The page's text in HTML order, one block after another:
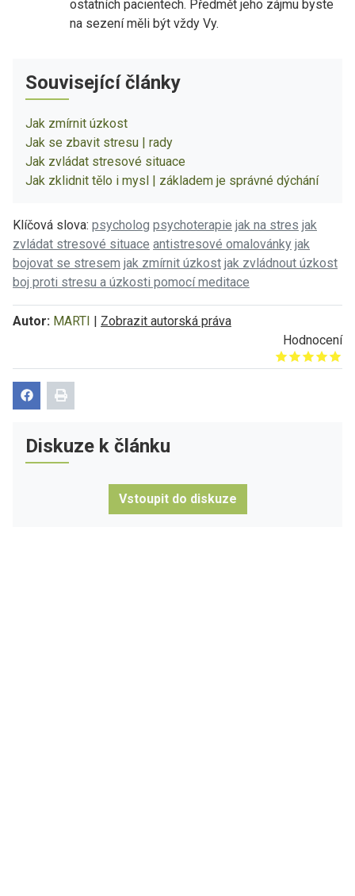
ostatních pacientech. Předmět jeho zájmu byste
na sezení měli být vždy Vy.
Související články
Jak zmírnit úzkost
Jak se zbavit stresu | rady
Jak zvládat stresové situace
Jak zklidnit tělo i mysl | základem je správné dýchání
Klíčová slova: psycholog psychoterapie jak na stres jak
zvládat stresové situace antistresové omalovánky jak
bojovat se stresem jak zmírnit úzkost jak zvládnout úzkost
boj proti stresu a úzkosti pomocí meditace
Autor: MARTI | Zobrazit autorská práva
Hodnocení
Give it 1/5
Give it 2/5
Give it 3/5
Give it 4/5
Give it 5/5
Diskuze k článku
Vstoupit do diskuze